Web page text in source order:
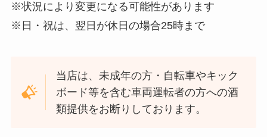
※状況により変更になる可能性があります
※日・祝は、翌日が休日の場合25時まで
当店は、未成年の方・自転車やキック
ボード等を含む車両運転者の方への酒
類提供をお断りしております。